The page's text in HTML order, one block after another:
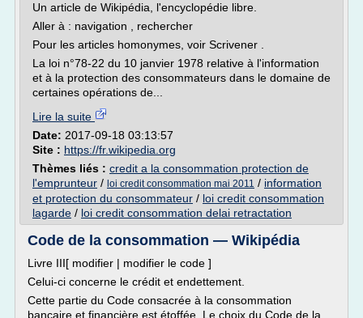
Un article de Wikipédia, l'encyclopédie libre.
Aller à : navigation , rechercher
Pour les articles homonymes, voir Scrivener .
La loi n°78-22 du 10 janvier 1978 relative à l'information
et à la protection des consommateurs dans le domaine de
certaines opérations de...
Lire la suite
Date: 2017-09-18 03:13:57
Site : https://fr.wikipedia.org
Thèmes liés : credit a la consommation protection de
l'emprunteur / loi credit consommation mai 2011 / information
et protection du consommateur / loi credit consommation
lagarde / loi credit consommation delai retractation
Code de la consommation — Wikipédia
Livre III[ modifier | modifier le code ]
Celui-ci concerne le crédit et endettement.
Cette partie du Code consacrée à la consommation
bancaire et financière est étoffée. Le choix du Code de la